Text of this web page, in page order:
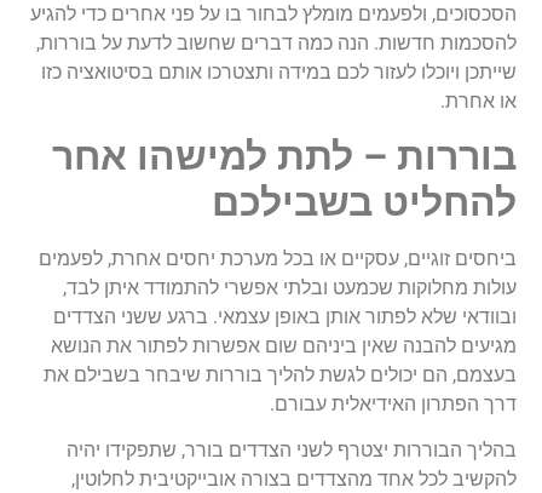
הסכסוכים, ולפעמים מומלץ לבחור בו על פני אחרים כדי להגיע
להסכמות חדשות. הנה כמה דברים שחשוב לדעת על בוררות,
שייתכן ויוכלו לעזור לכם במידה ותצטרכו אותם בסיטואציה כזו
או אחרת.
בוררות – לתת למישהו אחר
להחליט בשבילכם
ביחסים זוגיים, עסקיים או בכל מערכת יחסים אחרת, לפעמים
עולות מחלוקות שכמעט ובלתי אפשרי להתמודד איתן לבד,
ובוודאי שלא לפתור אותן באופן עצמאי. ברגע ששני הצדדים
מגיעים להבנה שאין ביניהם שום אפשרות לפתור את הנושא
בעצמם, הם יכולים לגשת להליך בוררות שיבחר בשבילם את
דרך הפתרון האידיאלית עבורם.
בהליך הבוררות יצטרף לשני הצדדים בורר, שתפקידו יהיה
להקשיב לכל אחד מהצדדים בצורה אובייקטיבית לחלוטין,